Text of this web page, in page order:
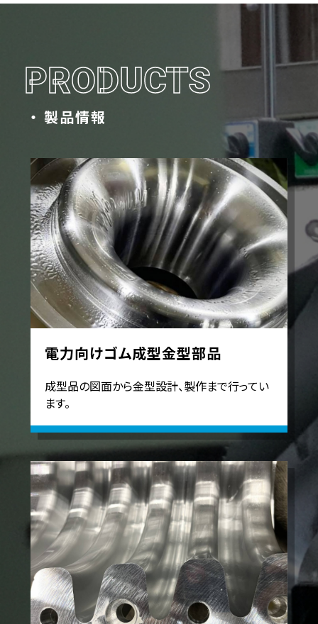
PRODUCTS
製品情報
電力向けゴム成型金型部品
成型品の図面から金型設計、製作まで行ってい
ます。